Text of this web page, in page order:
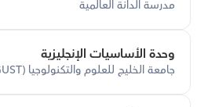
مدرسة الدانة العالمية
وحدة الأساسيات الإنجليزية
جامعة الخليج للعلوم والتكنولوجيا (GUST)